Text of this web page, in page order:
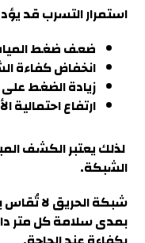
استمرار التسرب قد
ضعف ضغط
انخفاض كفاءة
زيادة الضغط
ارتفاع احتمالية
لذلك يعتبر الكشف
الشبكة.
شبكة الحريق لا تُقاس
بمدى سلامة كل متر